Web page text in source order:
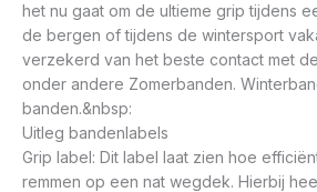
het nu gaat om de ultieme grip tijdens
de bergen of tijdens de wintersport
verzekerd van het beste contact met
onder andere Zomerbanden.
banden.&nbsp:
Uitleg bandenlabels
Grip label: Dit label laat zien hoe
remmen op een nat wegdek. Hierbij